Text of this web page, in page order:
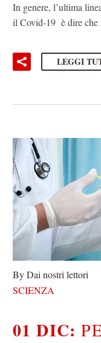
In genere, l’ultima
il Covid-19 è dire
LEGGI
By Dai nostri lettori
SCIENZA
01 DIC: